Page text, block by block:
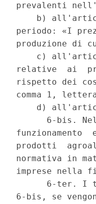
prevalenti
b)
periodo: «I
produzione di
c)
relative  ai
rispetto dei
comma 1,
d)
6-bis.
prodotti
normativa in
imprese nella
6-ter. I
6-bis, se